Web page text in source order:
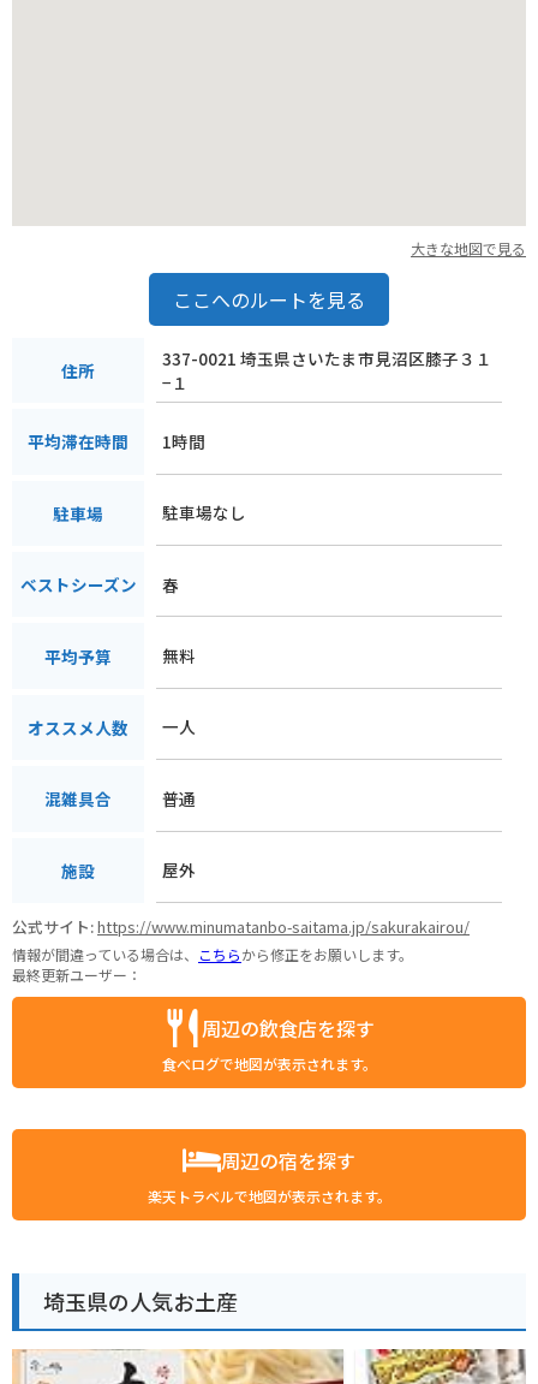
地域の名産品としては、見沼田んぼで収穫された米を使った日
た、桜の時期には、桜餅や桜あんぱんなど、桜にちなんだお菓
子も販売されます。
見沼田んぼ桜回廊は、自然豊かな環境の中で、美しい桜並木を
楽しむことができる場所です。春の訪れを感じながら、ゆった
大きな地図で見る
ここへのルートを見る
住所
337-0021 埼玉県さいたま市見沼区膝子３１
−１
平均滞在時間 1時間
駐車場 駐車場なし
ベストシーズン 春
平均予算 無料
オススメ人数 一人
混雑具合 普通
施設 屋外
公式サイト:https://www.minumatanbo-saitama.jp/sakurakairou/
情報が間違っている場合は、 こちらから修正をお願いします。
最終更新ユーザー：
周辺の飲食店を探す
食べログで地図が表示されます。
周辺の宿を探す
楽天トラベルで地図が表示されます。
埼玉県の人気お土産